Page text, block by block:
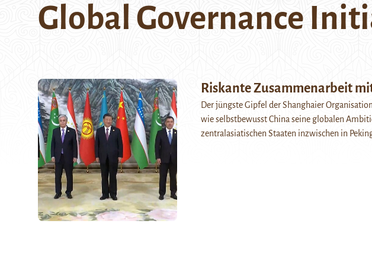
Global Governance
Riskante Zusammenarbeit
Der jüngste Gipfel der Shanghaier
wie selbstbewusst China seine globalen
zentralasiatischen Staaten inzwischen in